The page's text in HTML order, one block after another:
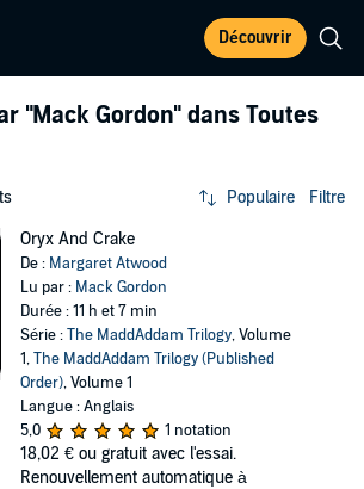
Découvrir
"Mack Gordon" dans Toutes
Populaire Filtre
Oryx And Crake
De : Margaret Atwood
Lu par : Mack Gordon
Durée : 11 h et 7 min
Série :The MaddAddam Trilogy, Volume
1,The MaddAddam Trilogy (Published
Order), Volume 1
Langue : Anglais
5,0
1 notation
18,02 € ou gratuit avec l'essai.
Renouvellement automatique à